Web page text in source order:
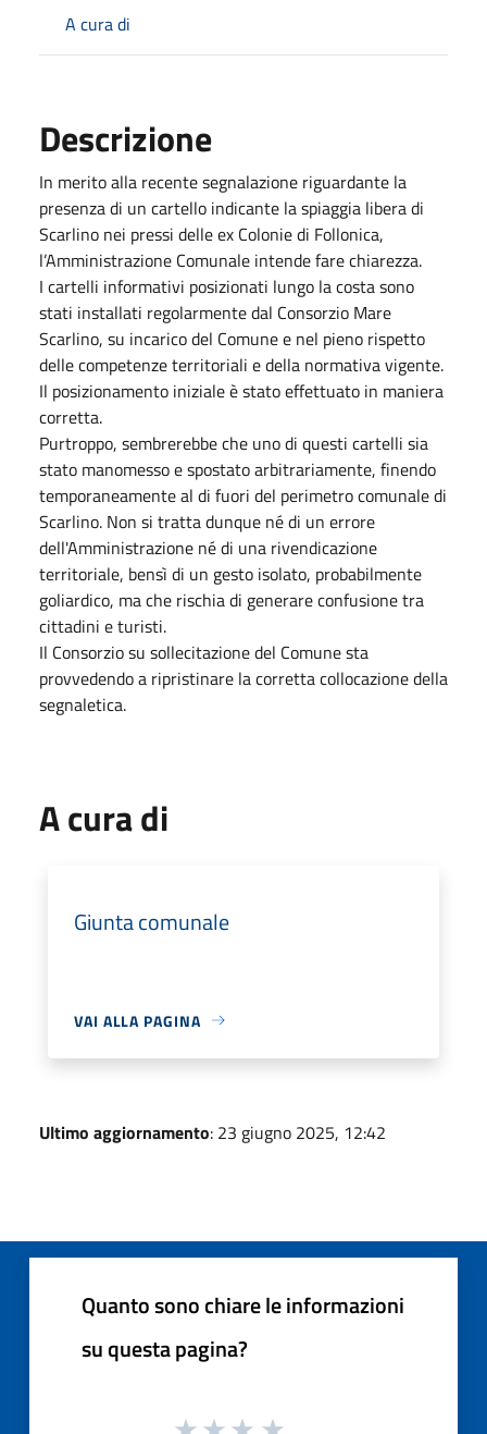
A cura di
Descrizione
In merito alla recente segnalazione riguardante la
presenza di un cartello indicante la spiaggia libera di
Scarlino nei pressi delle ex Colonie di Follonica,
l’Amministrazione Comunale intende fare chiarezza.
I cartelli informativi posizionati lungo la costa sono
stati installati regolarmente dal Consorzio Mare
Scarlino, su incarico del Comune e nel pieno rispetto
delle competenze territoriali e della normativa vigente.
Il posizionamento iniziale è stato effettuato in maniera
corretta.
Purtroppo, sembrerebbe che uno di questi cartelli sia
stato manomesso e spostato arbitrariamente, finendo
temporaneamente al di fuori del perimetro comunale di
Scarlino. Non si tratta dunque né di un errore
dell'Amministrazione né di una rivendicazione
territoriale, bensì di un gesto isolato, probabilmente
goliardico, ma che rischia di generare confusione tra
cittadini e turisti.
Il Consorzio su sollecitazione del Comune sta
provvedendo a ripristinare la corretta collocazione della
segnaletica.
A cura di
Giunta comunale
VAI ALLA PAGINA
Ultimo aggiornamento: 23 giugno 2025, 12:42
Quanto sono chiare le informazioni
su questa pagina?